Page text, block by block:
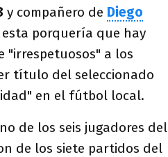
y compañero de Diego
porquería que hay
"irrespetuosos" a los
título del seleccionado
en el fútbol local.
de los seis jugadores del
de los siete partidos del